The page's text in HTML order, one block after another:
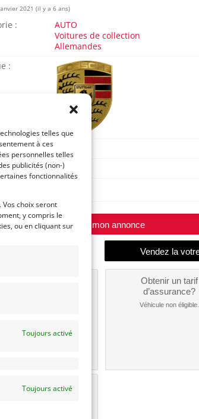
telles que
à ces
personnelles telles
publicités (non-)
fonctionnalités
choix seront
y compris le
ou en cliquant sur
Toujours activé
Toujours activé
2021 (il y a 6 ans)
:
AUTO
Voitures de collection
Allemandes
:
:
:
1986
Modifier mon annonce
Obtenir un tarif
d’assurance?
Véhicule non éligible.
Obtenir une
expertise?